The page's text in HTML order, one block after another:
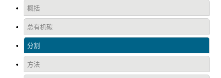
概括
总有机碳
分割
方法